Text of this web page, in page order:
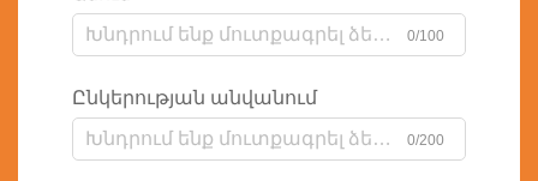
0/100
Ընկերության անվանում
0/200